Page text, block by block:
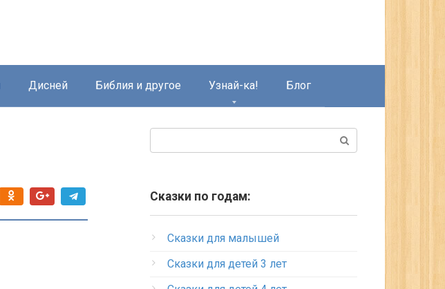
Дисней Библия и другое Узнай-ка! Блог
Сказки по годам:
Сказки для малышей
Сказки для детей 3 лет